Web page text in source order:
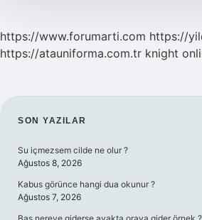
https://www.forumarti.com https://
https://atauniforma.com.tr knight
SIDEBAR
SON YAZILAR
Su içmezsem cilde ne olur ?
Ağustos 8, 2026
Kabus görünce hangi dua okunur ?
Ağustos 7, 2026